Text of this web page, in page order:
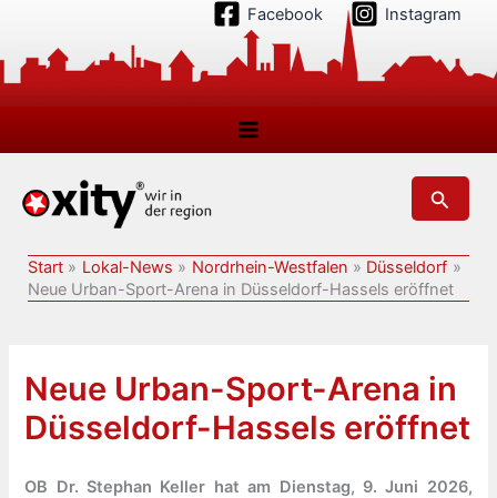
springen
Facebook Instagram
Suchen
Start Lokal-News Nordrhein-Westfalen
Düsseldorf
Neue Urban-Sport-Arena in Düsseldorf-Hassels eröffnet
Neue Urban-Sport-Arena in
Düsseldorf-Hassels eröffnet
OB Dr. Stephan Keller hat am Dienstag, 9. Juni 2026,